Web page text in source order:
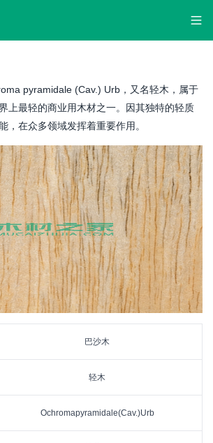
pyramidale (Cav.) Urb，又名轻木，属于
上最轻的商业用木材之一。因其独特的轻质
，在众多领域发挥着重要作用。
巴沙木
轻木
Ochromapyramidale(Cav.)Urb